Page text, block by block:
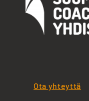
Ota yhteyttä